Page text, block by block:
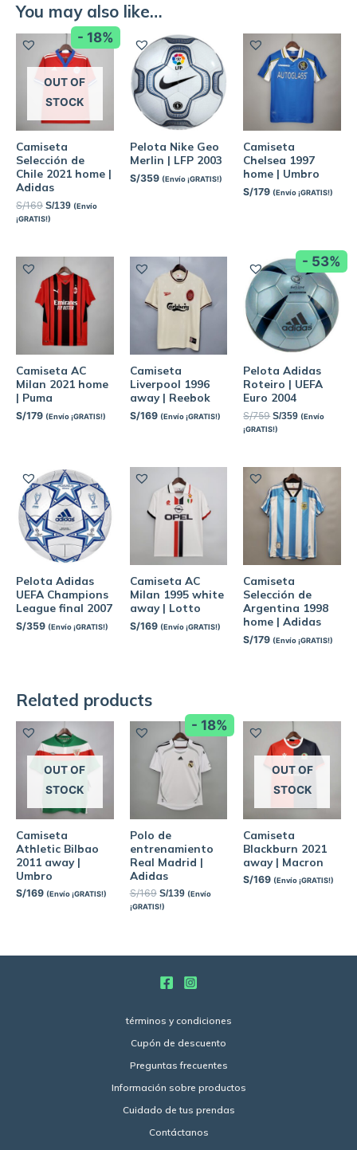
You may also like…
- 18%
OUT OF
STOCK
Camiseta
Selección de
Chile 2021 home |
Adidas
S/169 S/139 (Envío
¡GRATIS!)
Pelota Nike Geo
Merlin | LFP 2003
S/359 (Envío ¡GRATIS!)
Camiseta
Chelsea 1997
home | Umbro
S/179 (Envío ¡GRATIS!)
Camiseta AC
Milan 2021 home
| Puma
S/179 (Envío ¡GRATIS!)
Camiseta
Liverpool 1996
away | Reebok
S/169 (Envío ¡GRATIS!)
- 53%
Pelota Adidas
Roteiro | UEFA
Euro 2004
S/759 S/359 (Envío
¡GRATIS!)
Pelota Adidas
UEFA Champions
League final 2007
S/359 (Envío ¡GRATIS!)
Camiseta AC
Milan 1995 white
away | Lotto
S/169 (Envío ¡GRATIS!)
Camiseta
Selección de
Argentina 1998
home | Adidas
S/179 (Envío ¡GRATIS!)
Related products
OUT OF
STOCK
Camiseta
Athletic Bilbao
2011 away |
Umbro
S/169 (Envío ¡GRATIS!)
- 18%
Polo de
entrenamiento
Real Madrid |
Adidas
S/169 S/139 (Envío
¡GRATIS!)
OUT OF
STOCK
Camiseta
Blackburn 2021
away | Macron
S/169 (Envío ¡GRATIS!)
términos y condiciones
Cupón de descuento
Preguntas frecuentes
Información sobre productos
Cuidado de tus prendas
Contáctanos